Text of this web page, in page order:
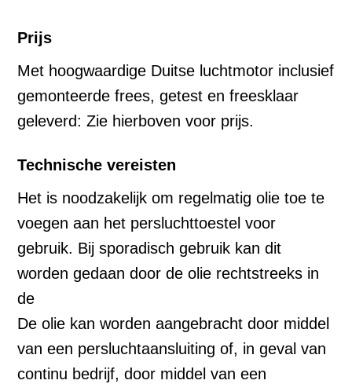
Prijs
Met hoogwaardige Duitse luchtmotor inclusief
gemonteerde frees, getest en freesklaar
geleverd: Zie hierboven voor prijs.
Technische vereisten
Het is noodzakelijk om regelmatig olie toe te
voegen aan het persluchttoestel voor
gebruik. Bij sporadisch gebruik kan dit
worden gedaan door de olie rechtstreeks in
de
De olie kan worden aangebracht door middel
van een persluchtaansluiting of, in geval van
continu bedrijf, door middel van een